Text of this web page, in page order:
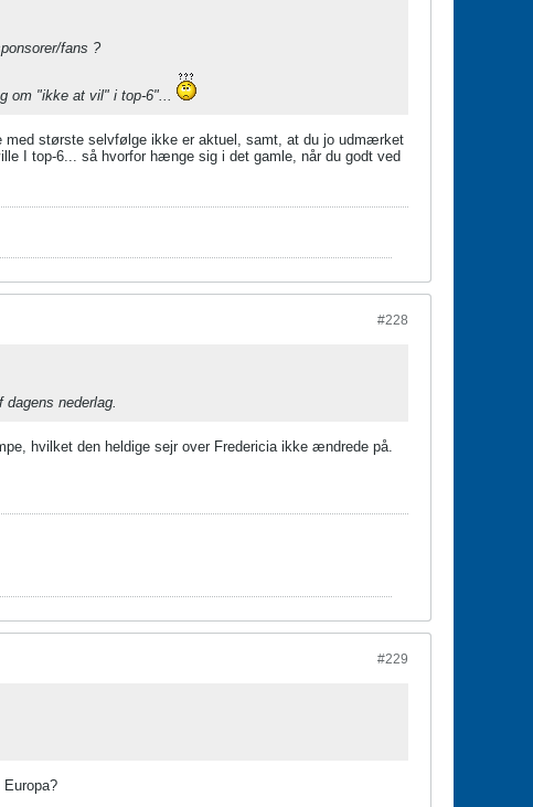
fans ?
om "ikke at vil" i top-6"...
med største selvfølge ikke er aktuel, samt, at du jo udmærket
I top-6... så hvorfor hænge sig i det gamle, når du godt ved
#228
nederlag.
hvilket den heldige sejr over Fredericia ikke ændrede på.
#229